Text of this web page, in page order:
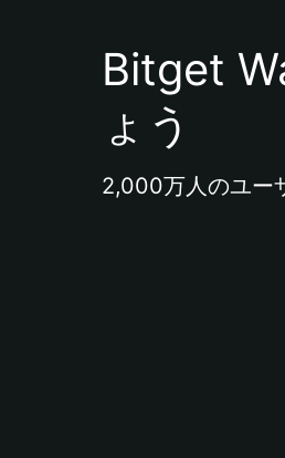
Bitget
ょう
2,000万人のユー